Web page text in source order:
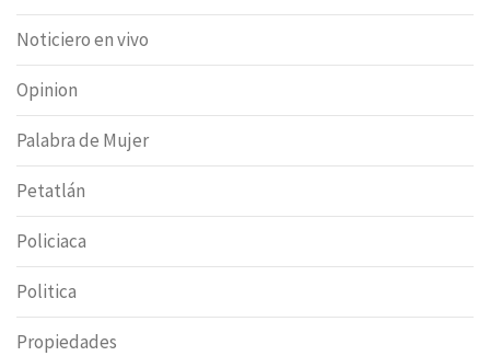
Noticiero en vivo
Opinion
Palabra de Mujer
Petatlán
Policiaca
Politica
Propiedades